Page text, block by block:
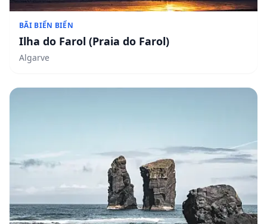
BÃI BIỂN BIỂN
Ilha do Farol (Praia do Farol)
Algarve